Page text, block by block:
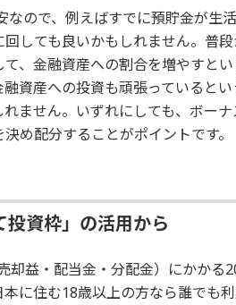
なので、例えばすでに預貯金が生
しても良いかもしれません。普
、金融資産への割合を増やすと
資産への投資も頑張っていると
ません。いずれにしても、ボー
め配分することがポイントです。
資枠」の活用から
却益・配当金・分配金）にかかる
に住む18歳以上の方なら誰でも